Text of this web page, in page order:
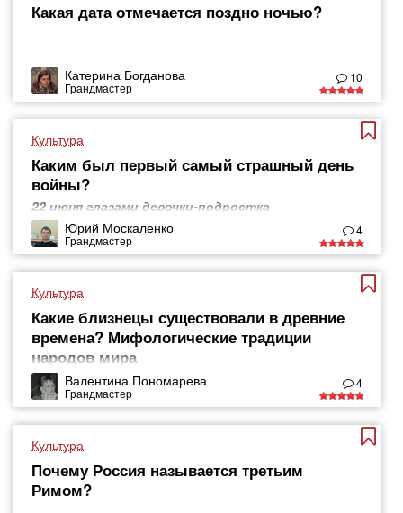
Какая дата отмечается поздно ночью?
Катерина Богданова
Грандмастер
10
Культура
Каким был первый самый страшный день
войны?
22 июня глазами девочки-подростка
Юрий Москаленко
Грандмастер
4
Культура
Какие близнецы существовали в древние
времена? Мифологические традиции
народов мира
Валентина Пономарева
Грандмастер
4
Культура
Почему Россия называется третьим
Римом?